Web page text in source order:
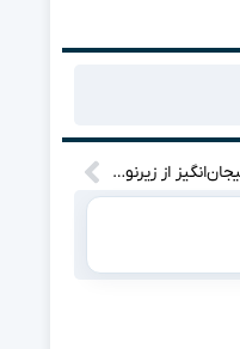
بهینه‌سازی بزرگ‌نمایی متن در کروم؛ خـبرهای هیجان‌انگیز از زیرنویس‌های هوشمند!